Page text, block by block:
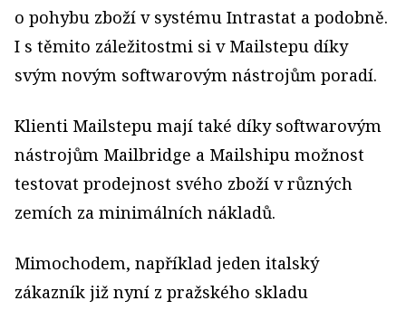
o pohybu zboží v systému Intrastat a podobně.
I s těmito záležitostmi si v Mailstepu díky
svým novým softwarovým nástrojům poradí.
Klienti Mailstepu mají také díky softwarovým
nástrojům Mailbridge a Mailshipu možnost
testovat prodejnost svého zboží v různých
zemích za minimálních nákladů.
Mimochodem, například jeden italský
zákazník již nyní z pražského skladu